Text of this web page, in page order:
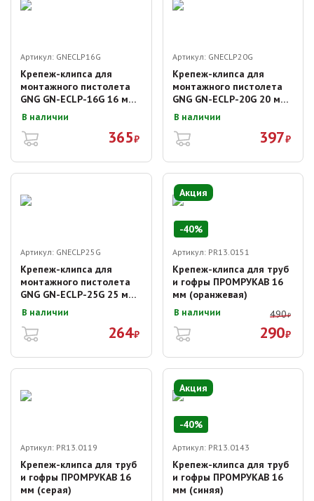
Артикул: GNECLP16G
Крепеж-клипса для
монтажного пистолета
GNG GN-ECLP-16G 16 мм
серая (100 шт.)
В наличии
365₽
Артикул: GNECLP20G
Крепеж-клипса для
монтажного пистолета
GNG GN-ECLP-20G 20 мм
серая (100 шт.)
В наличии
397₽
Артикул: GNECLP25G
Крепеж-клипса для
монтажного пистолета
GNG GN-ECLP-25G 25 мм
серая (50 шт.)
В наличии
264₽
Артикул: PR13.0151
Крепеж-клипса для труб
и гофры ПРОМРУКАВ 16
мм (оранжевая)
В наличии
Акция
-40%
490₽
290₽
Артикул: PR13.0119
Крепеж-клипса для труб
и гофры ПРОМРУКАВ 16
мм (серая)
Артикул: PR13.0143
Крепеж-клипса для труб
и гофры ПРОМРУКАВ 16
мм (синяя)
Акция
-40%